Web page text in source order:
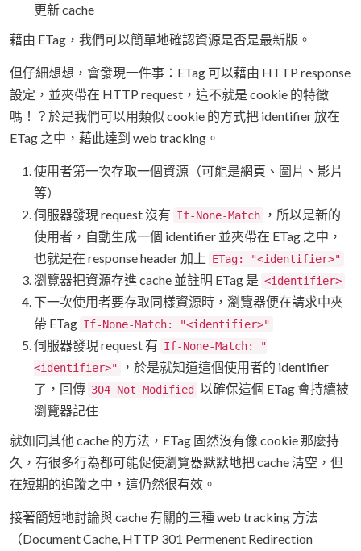
更新 cache
藉由 ETag，我們可以簡單地確認資源是否是最新版。
但仔細想想，會發現一件事：ETag 可以藉由 HTTP response
設定，並夾帶在 HTTP request，這不就是 cookie 的特徵
嗎！？於是我們可以用類似 cookie 的方式把 identifier 放在
ETag 之中，藉此達到 web tracking。
使用者第一次存取一個資源（可能是網頁、圖片、影片
等）
伺服器發現 request 沒有 If-None-Match
，所以是新的
使用者，自動生成一個 identifier 並夾帶在 ETag 之中，
也就是在 response header 加上
ETag: "<identifier>"
瀏覽器把資源存進 cache 並註明 ETag 是 <identifier>
下一次使用者要存取同樣資源時，瀏覽器便在請求中夾
帶 ETag If-None-Match: "<identifier>"
伺服器發現 request 有 If-None-Match: "
<identifier>"
，於是就知道這個使用者的 identifier
了，回傳 304 Not Modified 以確保這個 ETag 會持續被
瀏覽器記住
就如同其他 cache 的方法，ETag 固然沒有像 cookie 那麼持
久，有很多行為都可能促使瀏覽器默默地把 cache 清空，但
在短期的追蹤之中，這仍然很有效。
接著簡短地討論與 cache 有關的三種 web tracking 方法
（Document Cache, HTTP 301 Permenent Redirection